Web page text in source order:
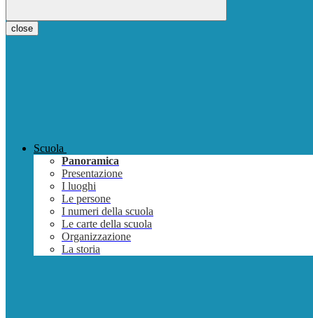
close
Scuola
Panoramica
Presentazione
I luoghi
Le persone
I numeri della scuola
Le carte della scuola
Organizzazione
La storia